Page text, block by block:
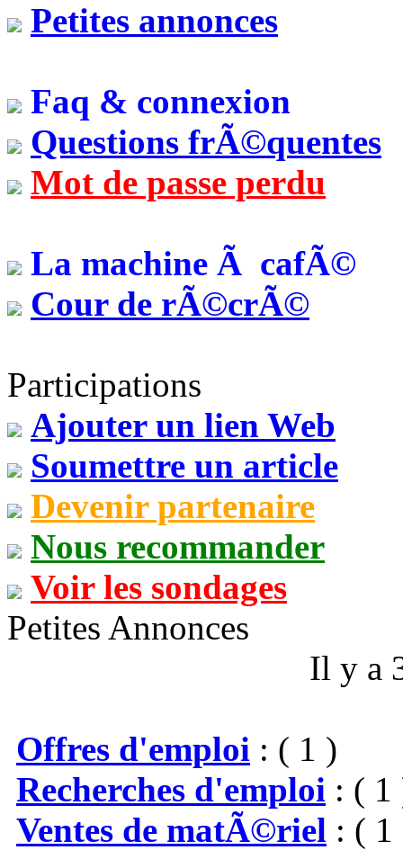
Petites annonces
Faq & connexion
Questions frÃ©quentes
Mot de passe perdu
La machine Ã cafÃ©
Cour de rÃ©crÃ©
Participations
Ajouter un lien Web
Soumettre un article
Devenir partenaire
Nous recommander
Voir les sondages
Petites Annonces
Il y a
Offres d'emploi : ( 1 )
Recherches d'emploi : ( 1
Ventes de matÃ©riel : ( 1